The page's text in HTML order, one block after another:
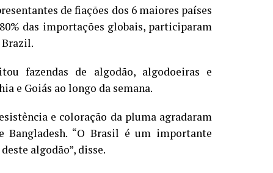
de fiações dos 6 maiores países
das importações globais, participaram
Brazil.
fazendas de algodão, algodoeiras e
e Goiás ao longo da semana.
e coloração da pluma agradaram
“O Brasil é um importante
algodão”, disse.